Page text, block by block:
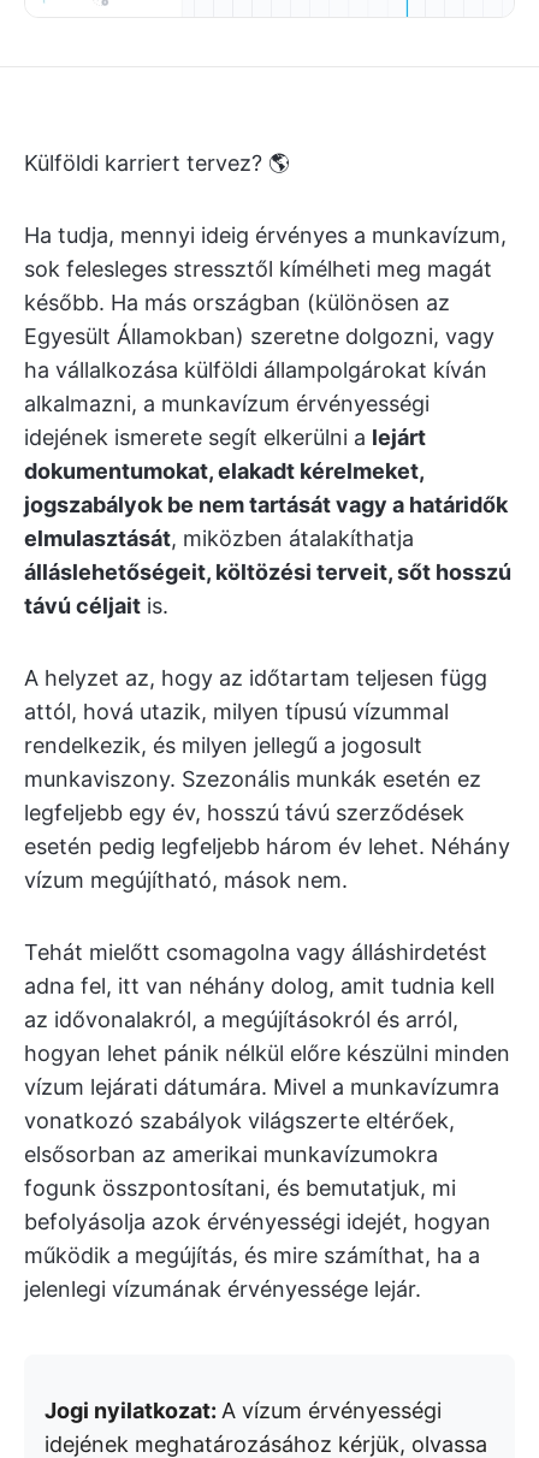
Külföldi karriert tervez? 🌎
Ha tudja, mennyi ideig érvényes a munkavízum,
sok felesleges stressztől kímélheti meg magát
később. Ha más országban (különösen az
Egyesült Államokban) szeretne dolgozni, vagy
ha vállalkozása külföldi állampolgárokat kíván
alkalmazni, a munkavízum érvényességi
idejének ismerete segít elkerülni a lejárt
dokumentumokat, elakadt kérelmeket,
jogszabályok be nem tartását vagy a határidők
elmulasztását, miközben átalakíthatja
álláslehetőségeit, költözési terveit, sőt hosszú
távú céljait is.
A helyzet az, hogy az időtartam teljesen függ
attól, hová utazik, milyen típusú vízummal
rendelkezik, és milyen jellegű a jogosult
munkaviszony. Szezonális munkák esetén ez
legfeljebb egy év, hosszú távú szerződések
esetén pedig legfeljebb három év lehet. Néhány
vízum megújítható, mások nem.
Tehát mielőtt csomagolna vagy álláshirdetést
adna fel, itt van néhány dolog, amit tudnia kell
az idővonalakról, a megújításokról és arról,
hogyan lehet pánik nélkül előre készülni minden
vízum lejárati dátumára. Mivel a munkavízumra
vonatkozó szabályok világszerte eltérőek,
elsősorban az amerikai munkavízumokra
fogunk összpontosítani, és bemutatjuk, mi
befolyásolja azok érvényességi idejét, hogyan
működik a megújítás, és mire számíthat, ha a
jelenlegi vízumának érvényessége lejár.
Jogi nyilatkozat: A vízum érvényességi
idejének meghatározásához kérjük, olvassa